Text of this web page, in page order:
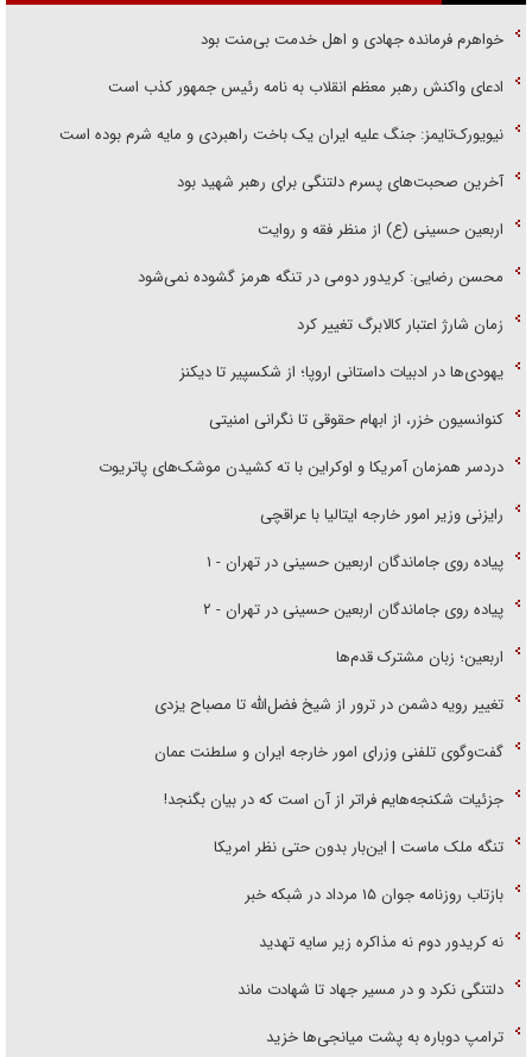
خواهرم فرمانده جهادی و اهل خدمت بی‌منت بود
ادعای واکنش رهبر معظم انقلاب به نامه رئیس جمهور کذب است
نیویورک‌تایمز: جنگ علیه ایران یک باخت راهبردی و مایه شرم بوده است
آخرین صحبت‌های پسرم دلتنگی برای رهبر شهید بود
اربعین حسینی (ع) از منظر فقه و روایت
محسن رضایی: کریدور دومی در تنگه هرمز گشوده نمی‌شود
زمان شارژ اعتبار کالابرگ تغییر کرد
یهودی‌ها در ادبیات داستانی اروپا؛ از شکسپیر تا دیکنز
کنوانسیون خزر، از ابهام حقوقی تا نگرانی امنیتی
دردسر همزمان آمریکا و اوکراین با ته کشیدن موشک‌های پاتریوت
رایزنی وزیر امور خارجه ایتالیا با عراقچی
پیاده روی جاماندگان اربعین حسینی در تهران - ۱
پیاده روی جاماندگان اربعین حسینی در تهران - ۲
اربعین؛ زبان مشترک قدم‌ها
تغییر رویه دشمن در ترور از شیخ فضل‌الله تا مصباح یزدی
گفت‌وگوی تلفنی وزرای امور خارجه ایران و سلطنت عمان
جزئیات شکنجه‌هایم فراتر از آن است که در بیان بگنجد!
تنگه ملک ماست | این‌بار بدون حتی نظر امریکا
بازتاب روزنامه جوان ۱۵ مرداد در شبکه خبر
نه کریدور دوم نه مذاکره زیر سایه تهدید
دلتنگی نکرد و در مسیر جهاد تا شهادت ماند
ترامپ دوباره به پشت میانجی‌ها خزید